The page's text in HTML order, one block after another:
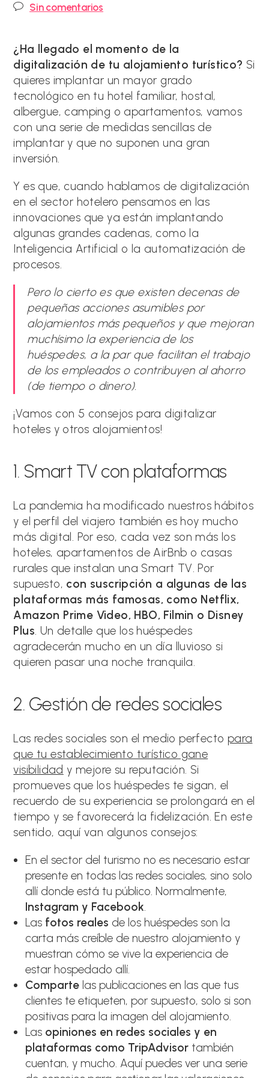
la
Comentarios
Sin comentarios
¿Ha llegado el momento de la
digitalización de tu alojamiento turístico? Si
quieres implantar un mayor grado
tecnológico en tu hotel familiar, hostal,
albergue, camping o apartamentos, vamos
con una serie de medidas sencillas de
implantar y que no suponen una gran
inversión.
Y es que, cuando hablamos de digitalización
en el sector hotelero pensamos en las
innovaciones que ya están implantando
algunas grandes cadenas, como la
Inteligencia Artificial o la automatización de
procesos.
Pero lo cierto es que existen decenas de
pequeñas acciones asumibles por
alojamientos más pequeños y que mejoran
muchísimo la experiencia de los
huéspedes, a la par que facilitan el trabajo
de los empleados o contribuyen al ahorro
(de tiempo o dinero).
¡Vamos con 5 consejos para digitalizar
hoteles y otros alojamientos!
1. Smart TV con plataformas
La pandemia ha modificado nuestros hábitos
y el perfil del viajero también es hoy mucho
más digital. Por eso, cada vez son más los
hoteles, apartamentos de AirBnb o casas
rurales que instalan una Smart TV. Por
supuesto, con suscripción a algunas de las
plataformas más famosas, como Netflix,
Amazon Prime Video, HBO, Filmin o Disney
Plus. Un detalle que los huéspedes
agradecerán mucho en un día lluvioso si
quieren pasar una noche tranquila.
2. Gestión de redes sociales
Las redes sociales son el medio perfecto para
que tu establecimiento turístico gane
visibilidad y mejore su reputación. Si
promueves que los huéspedes te sigan, el
recuerdo de su experiencia se prolongará en el
tiempo y se favorecerá la fidelización. En este
sentido, aquí van algunos consejos:
En el sector del turismo no es necesario estar
presente en todas las redes sociales, sino solo
allí donde está tu público. Normalmente,
Instagram y Facebook.
Las fotos reales de los huéspedes son la
carta más creíble de nuestro alojamiento y
muestran cómo se vive la experiencia de
estar hospedado allí.
Comparte las publicaciones en las que tus
clientes te etiqueten, por supuesto, solo si son
positivas para la imagen del alojamiento.
Las opiniones en redes sociales y en
plataformas como TripAdvisor también
cuentan, y mucho. Aquí puedes ver una serie